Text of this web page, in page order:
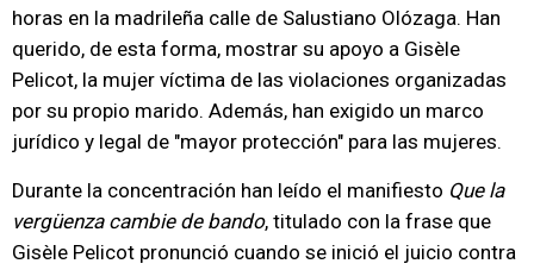
horas en la madrileña calle de Salustiano Olózaga. Han
querido, de esta forma, mostrar su apoyo a Gisèle
Pelicot, la mujer víctima de las violaciones organizadas
por su propio marido. Además, han exigido un marco
jurídico y legal de "mayor protección" para las mujeres.
Durante la concentración han leído el manifiesto Que la
vergüenza cambie de bando, titulado con la frase que
Gisèle Pelicot pronunció cuando se inició el juicio contra